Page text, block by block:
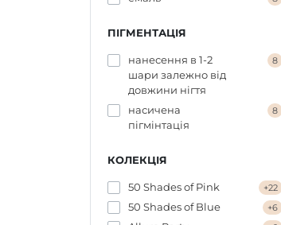
ПІГМЕНТАЦІЯ
нанесення в 1-2
шари залежно від
довжини нігтя
8
насичена
пігмінтація
8
КОЛЕКЦІЯ
50 Shades of Pink +22
50 Shades of Blue +6